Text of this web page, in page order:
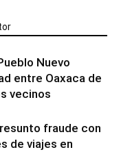
Nuevo
entre Oaxaca de
vecinos
fraude con
de viajes en